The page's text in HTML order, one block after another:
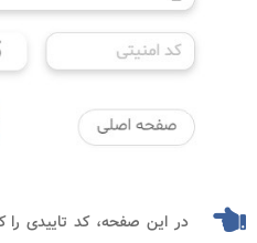
در این صفحه، کد تاییدی را